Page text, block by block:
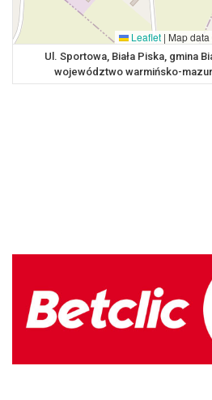
Leaflet | Map
Ul. Sportowa, Biała Piska, gmina
województwo warmińsko-